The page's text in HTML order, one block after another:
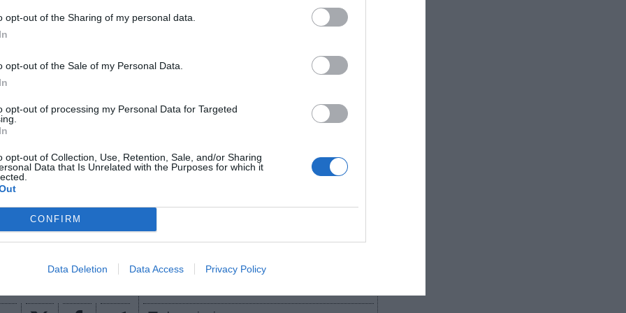
opt-out of the Sharing of my personal data.
opt-out of the Sale of my Personal Data.
opt-out of processing my Personal Data for Targeted
opt-out of Collection, Use, Retention, Sale, and/or Sharing
Data that Is Unrelated with the Purposes for which it
CONFIRM
Data Deletion Data Access Privacy Policy
pieza clave para la refundación de la sección femenina
“y la consolidación del proyecto dentro de la entidad
Liga F.
es la unidad de estrategia e inteligencia de mercado de
plataforma de datos monitoriza en tiempo real el negocio de
Liga F y Primera Federación; 200 clubes de ligas
de ACB y Primera FEB. Si quieres más información,
en
como fuente preferida de Google de forma
con las últimas noticias de actualidad.